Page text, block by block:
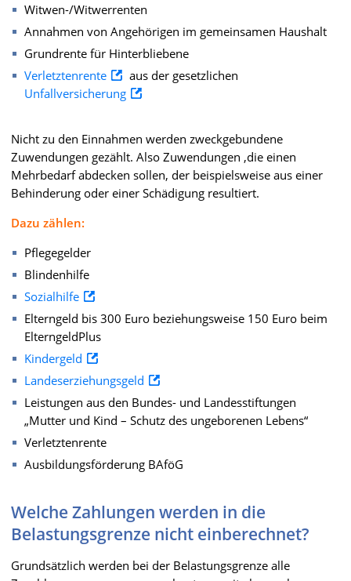
Witwen-/Witwerrenten
Annahmen von Angehörigen im gemeinsamen Haushalt
Grundrente für Hinterbliebene
Verletztenrente
aus der gesetzlichen
Unfallversicherung
Nicht zu den Einnahmen werden zweckgebundene
Zuwendungen gezählt. Also Zuwendungen ,die einen
Mehrbedarf abdecken sollen, der beispielsweise aus einer
Behinderung oder einer Schädigung resultiert.
Dazu zählen:
Pflegegelder
Blindenhilfe
Sozialhilfe
Elterngeld bis 300 Euro beziehungsweise 150 Euro beim
ElterngeldPlus
Kindergeld
Landeserziehungsgeld
Leistungen aus den Bundes- und Landesstiftungen
„Mutter und Kind – Schutz des ungeborenen Lebens“
Verletztenrente
Ausbildungsförderung BAföG
Welche Zahlungen werden in die
Belastungsgrenze nicht einberechnet?
Grundsätzlich werden bei der Belastungsgrenze alle